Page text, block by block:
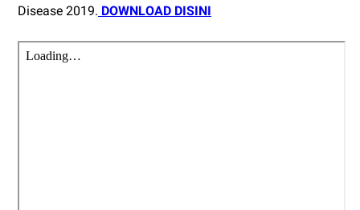
Disease 2019. DOWNLOAD DISINI